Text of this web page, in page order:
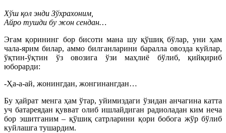
Хўш қол энди Зўхрахоним,
Айро тушди бу жон сендан…
Эгам қорининг бор бисоти мана шу қўшиқ бўлар, уни ҳам
чала-ярим билар, аммо билганларини баралла овозда куйлар,
ўқтин-ўқтин ўз овозига ўзи маҳлиё бўлиб, қийқириб
юборарди:
-Ҳа-а-ай, жонингдан, жонгинангдан…
Бу ҳайрат менга ҳам ўтар, уйимиздаги ўзидан анчагина катта
уч батареядан қувват олиб ишлайдиган радиоладан ким неча
бор эшитганим – қўшиқ сатрларини қори бобога жўр бўлиб
куйлашга тушардим.